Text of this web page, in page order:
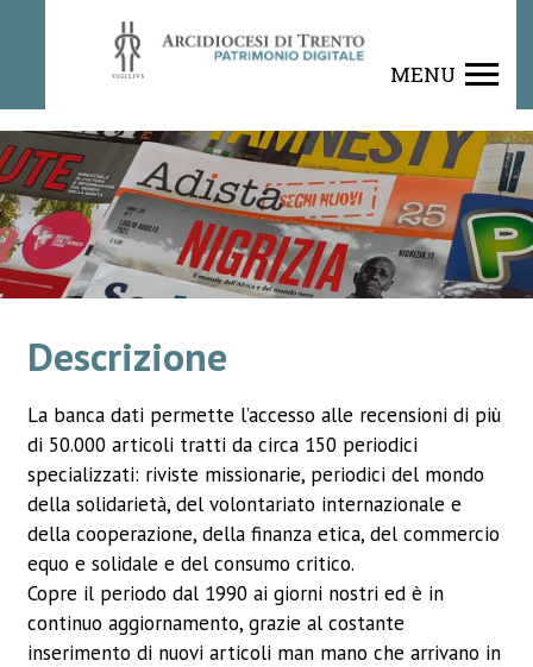
MENU
Descrizione
La banca dati permette l’accesso alle recensioni di più
di 50.000 articoli tratti da circa 150 periodici
specializzati: riviste missionarie, periodici del mondo
della solidarietà, del volontariato internazionale e
della cooperazione, della finanza etica, del commercio
equo e solidale e del consumo critico.
Copre il periodo dal 1990 ai giorni nostri ed è in
continuo aggiornamento, grazie al costante
inserimento di nuovi articoli man mano che arrivano in